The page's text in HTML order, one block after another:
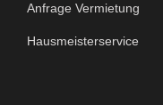
Anfrage Vermietung
Hausmeisterservice